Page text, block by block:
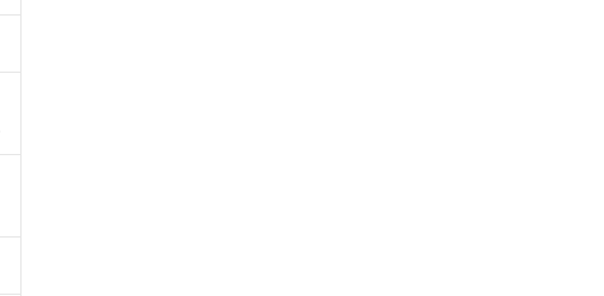
あることをご了承くださ
ください。
示しないようお願いしま
ンバーズにご登録され
および当社の共同利用者
用することをご了承くだ
エーテル類) : 1000ppm、
ンジル) : 1000ppm、
を及ぼさない年数を意
第三者に通知します。
る場合は、取り引きをい